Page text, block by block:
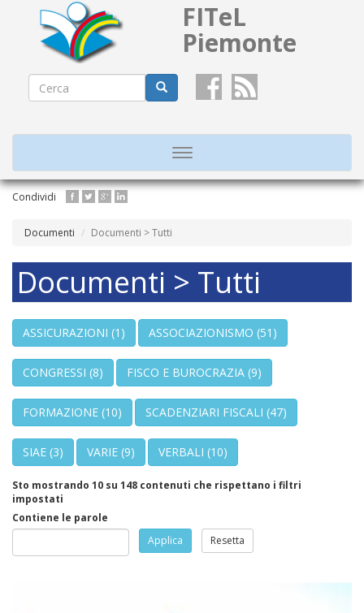
Salta
principale
FITeL
Piemonte
Form
ricerca
Toggle
Condividi
Documenti Documenti > Tutti
Documenti > Tutti
ASSICURAZIONI (1) ASSOCIAZIONISMO (51)
CONGRESSI (8) FISCO E BUROCRAZIA (9)
FORMAZIONE (10) SCADENZIARI FISCALI (47)
SIAE (3) VARIE (9) VERBALI (10)
Sto mostrando 10 su 148 contenuti che rispettano i filtri
impostati
Contiene le parole
Applica
Resetta